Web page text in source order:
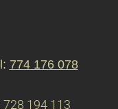
774 176 078
728 194 113